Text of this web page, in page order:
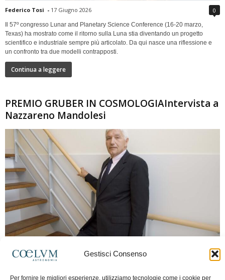
Gestisci Consenso
Per fornire le migliori esperienze, utilizziamo tecnologie come i cookie per
Federico Tosi - 17 Giugno 2026 0
Il 57º congresso Lunar and Planetary Science Conference (16-20 marzo,
Texas) ha mostrato come il ritorno sulla Luna stia diventando un progetto
scientifico e industriale sempre più articolato. Da qui nasce una riflessione e
un confronto tra due modelli contrapposti.
Continua a leggere
PREMIO GRUBER IN COSMOLOGIAIntervista a
Nazzareno Mandolesi
Frida Paolella - 16 Giugno 2026 0
spaziale europea e della missione Planck. Il dialogo ripercorre i principali